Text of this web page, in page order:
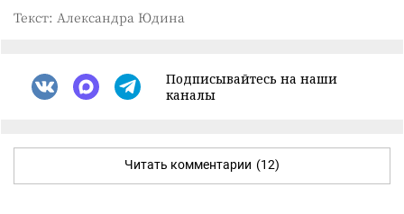
Текст: Александра Юдина
Подписывайтесь на наши
каналы
Читать комментарии (12)